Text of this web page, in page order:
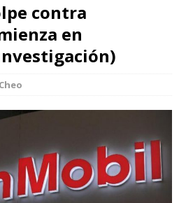
contra
en
Cheo